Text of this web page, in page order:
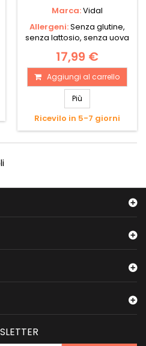
Marca:Vidal
Allergeni:Senza glutine,
senza lattosio, senza uova
17,99 €
Aggiungi al carrello
Più
Ricevilo in 5-7 giorni